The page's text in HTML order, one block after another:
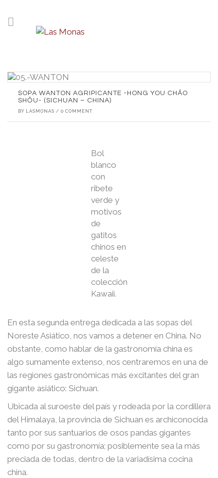
SOPA WANTON AGRIPICANTE -HONG YOU CHĀO
SHǑU- (SICHUAN – CHINA)
BY LASMONAS / 0 COMMENT
Bol
blanco
con
ribete
verde y
motivos
de
gatitos
chinos en
celeste
de la
colección
Kawaii.
En esta segunda entrega dedicada a las sopas del
Noreste Asiático, nos vamos a detener en China. No
obstante, como hablar de la gastronomía china es
algo sumamente extenso, nos centraremos en una de
las regiones gastronómicas más excitantes del gran
gigante asiático: Sichuan.
Ubicada al suroeste del país y rodeada por la cordillera
del Himalaya, la provincia de Sichuan es archiconocida
tanto por sus santuarios de osos pandas gigantes
como por su gastronomía; posiblemente sea la más
preciada de todas, dentro de la variadísima cocina
china.